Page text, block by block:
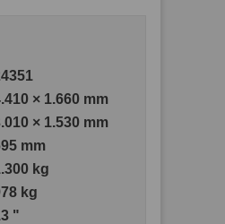
× 1.660 mm
× 1.530 mm
mm
kg
kg
"